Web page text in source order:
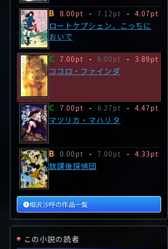
B 8.00pt - 7.12pt - 4.07pt
ロートケプシェン、こっちに
おいで
C 7.00pt - 6.00pt - 3.89pt
ココロ・ファインダ
C 7.00pt - 6.27pt - 4.47pt
マツリカ・マハリタ
B 0.00pt - 7.00pt - 4.33pt
放課後探偵団
相沢沙呼の作品一覧
この小説の読者